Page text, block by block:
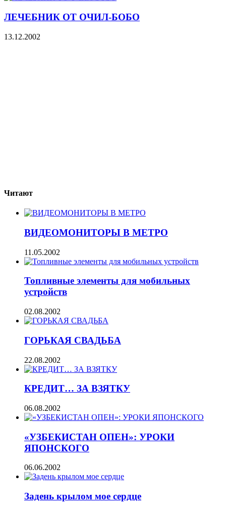
ЛЕЧЕБНИК ОТ ОЧИЛ-БОБО
13.12.2002
Читают
ВИДЕОМОНИТОРЫ В МЕТРО
11.05.2002
Топливные элементы для мобильных
устройств
02.08.2002
ГОРЬКАЯ СВАДЬБА
22.08.2002
КРЕДИТ… ЗА ВЗЯТКУ
06.08.2002
«УЗБЕКИСТАН ОПЕН»: УРОКИ
ЯПОНСКОГО
06.06.2002
Задень крылом мое сердце